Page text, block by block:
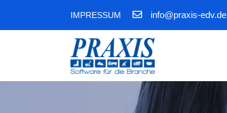
IMPRESSUM info@praxis-edv.de